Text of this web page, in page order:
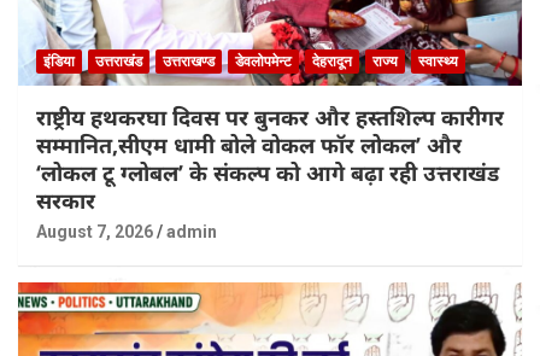
इंडिया उत्तराखंड उत्तराखण्ड डेवलोपमेन्ट देहरादून राज्य स्वास्थ्य
राष्ट्रीय हथकरघा दिवस पर बुनकर और हस्तशिल्प कारीगर
सम्मानित,सीएम धामी बोले वोकल फॉर लोकल’ और
‘लोकल टू ग्लोबल’ के संकल्प को आगे बढ़ा रही उत्तराखंड
सरकार
August 7, 2026 admin